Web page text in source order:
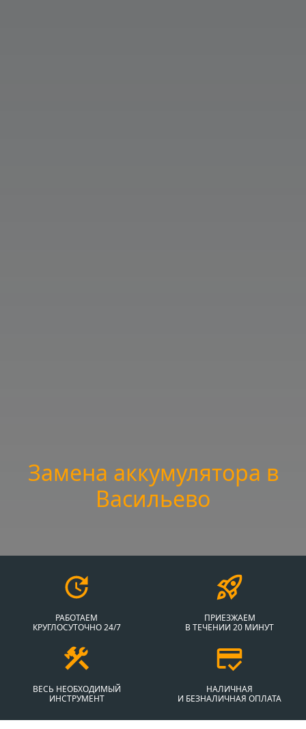
Замена аккумулятора в
Васильево
РАБОТАЕМ
КРУГЛОСУТОЧНО 24/7
ПРИЕЗЖАЕМ
В ТЕЧЕНИИ 20 МИНУТ
ВЕСЬ НЕОБХОДИМЫЙ
ИНСТРУМЕНТ
НАЛИЧНАЯ
И БЕЗНАЛИЧНАЯ ОПЛАТА